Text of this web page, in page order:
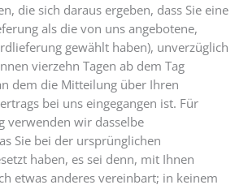
die sich daraus ergeben, dass Sie eine
als die von uns angebotene,
gewählt haben), unverzüglich
vierzehn Tagen ab dem Tag
dem die Mitteilung über Ihren
bei uns eingegangen ist. Für
verwenden wir dasselbe
Sie bei der ursprünglichen
haben, es sei denn, mit Ihnen
etwas anderes vereinbart; in keinem